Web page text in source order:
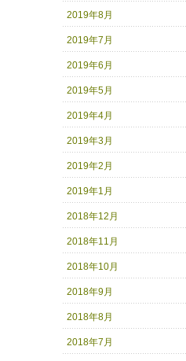
2019年8月
2019年7月
2019年6月
2019年5月
2019年4月
2019年3月
2019年2月
2019年1月
2018年12月
2018年11月
2018年10月
2018年9月
2018年8月
2018年7月